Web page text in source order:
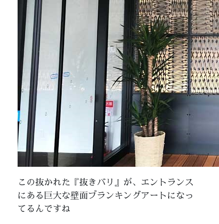
この抜かれた『抜きバリ』が、エントランス
にある巨大な壁面ブランキングアートになっ
てるんですね